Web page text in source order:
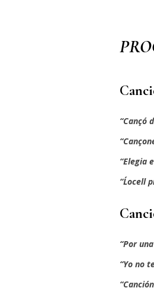
“Cançó
“Elegia
“L´ocell
“Por
“Yo no